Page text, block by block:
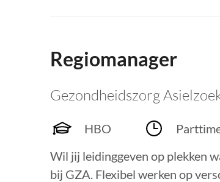
Regiomanager
Gezondheidszorg
HBO
Wil jij leidinggeven op plekken
bij GZA. Flexibel werken op